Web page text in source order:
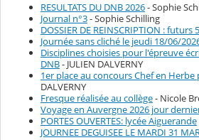
RESULTATS DU DNB 2026- Sophie
Journal n°3- Sophie Schilling
DOSSIER DE REINSCRIPTION : futurs
Journée sans cliché le jeudi 18/06/
Disciplines choisies pour l'épreuve
DNB- JULIEN DALVERNY
1er place au concours Chef en Herbe
DALVERNY
Fresque réalisée au collège- Nicole
Voyage en Auvergne 2026 jour
PORTES OUVERTES: lycée Aiguerande
JOURNEE DEGUISEE LE MARDI 31